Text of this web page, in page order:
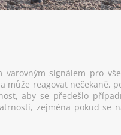
signálem pro
může reagovat nečekaně,
aby se předešlo
zejména pokud se